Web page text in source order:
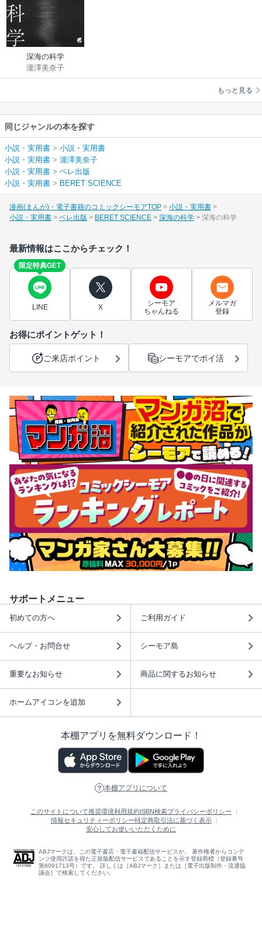
深海の科学
瀧澤美奈子
もっと見る
同じジャンルの本を探す
小説・実用書 > 小説・実用書
小説・実用書 > 瀧澤美奈子
小説・実用書 > ベレ出版
小説・実用書 > BERET SCIENCE
漫画(まんが)・電子書籍のコミックシーモアTOP
小説・実用書
小説・実用書
ベレ出版 BERET SCIENCE 深海の科学 深海の科学
最新情報はここからチェック！
限定特典GET
LINE X
シーモア
ちゃんねる
メルマガ
登録
お得にポイントゲット！
ご来店ポイント シーモアでポイ活
サポートメニュー
初めての方へ ご利用ガイド
ヘルプ・お問合せ シーモア島
重要なお知らせ 商品に関するお知らせ
ホームアイコンを追加
本棚アプリを無料ダウンロード！
本棚アプリについて
このサイトについて推奨環境利用規約 ISBN検索プライバシーポリシー
情報セキュリティーポリシー特定商取引法に基づく表示
安心してお使いいただくために
ABJマークは、この電子書店・電子書籍配信サービスが、 著作権者からコンテ
ンツ使用許諾を得た正規版配信サービスであることを示す登録商標（登録番号
第6091713号）です。 詳しくは［ABJマーク］または［電子出版制作・流通協
議会］で検索してください。